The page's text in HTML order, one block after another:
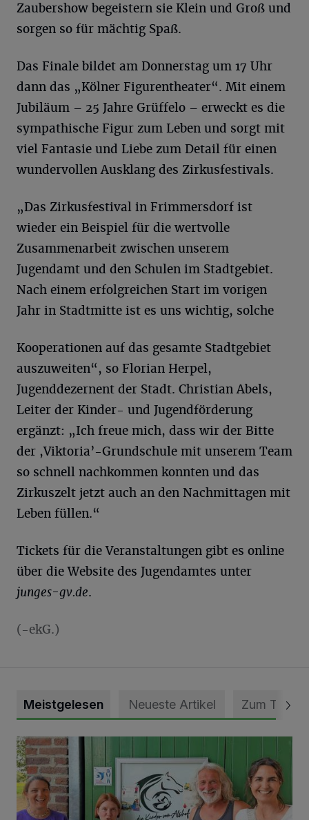
Zaubershow begeistern sie Klein und Groß und
sorgen so für mächtig Spaß.
Das Finale bildet am Donnerstag um 17 Uhr
dann das „Kölner Figurentheater“. Mit einem
Jubiläum – 25 Jahre Grüffelo – erweckt es die
sympathische Figur zum Leben und sorgt mit
viel Fantasie und Liebe zum Detail für einen
wundervollen Ausklang des Zirkusfestivals.
„Das Zirkusfestival in Frimmersdorf ist
wieder ein Beispiel für die wertvolle
Zusammenarbeit zwischen unserem
Jugendamt und den Schulen im Stadtgebiet.
Nach einem erfolgreichen Start im vorigen
Jahr in Stadtmitte ist es uns wichtig, solche
Kooperationen auf das gesamte Stadtgebiet
auszuweiten“, so Florian Herpel,
Jugenddezernent der Stadt. Christian Abels,
Leiter der Kinder- und Jugendförderung
ergänzt: „Ich freue mich, dass wir der Bitte
der ,Viktoria’-Grundschule mit unserem Team
so schnell nachkommen konnten und das
Zirkuszelt jetzt auch an den Nachmittagen mit
Leben füllen.“
Tickets für die Veranstaltungen gibt es online
über die Website des Jugendamtes unter
junges-gv.de.
(-ekG.)
Meistgelesen Neueste Artikel Zum Thema
Vorbildlicher Einsatz für den Artenschutz gewürdigt